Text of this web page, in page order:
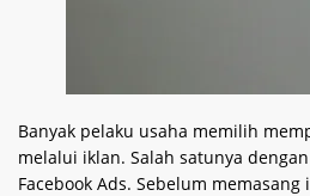
Banyak pelaku usaha memilih
melalui iklan. Salah satunya
Facebook Ads. Sebelum